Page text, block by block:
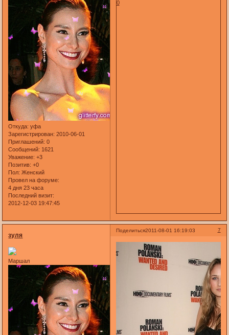
Откуда: уфа
Зарегистрирован: 2010-06-01
Приглашений: 0
Сообщений: 1621
Уважение: +3
Позитив: +0
Пол: Женский
Провел на форуме:
4 дня 23 часа
Последний визит:
2012-12-03 19:47:45
0
Поделиться 7
2011-08-01 16:19:03
зуля
Маршал